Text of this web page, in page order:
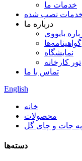
خدمات ما
درباره ما
بایووی
گواهینامه‌ها
نمایشگاه
تور کارخانه
تماس با ما
English
خانه
محصولات
جات و چای گل
دسته‌ها